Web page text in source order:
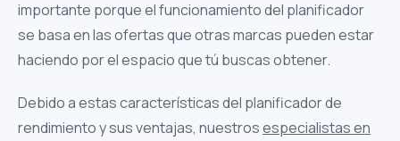
importante porque el funcionamiento del planificador
se basa en las ofertas que otras marcas pueden estar
haciendo por el espacio que tú buscas obtener.
Debido a estas características del planificador de
rendimiento y sus ventajas, nuestrosespecialistas en